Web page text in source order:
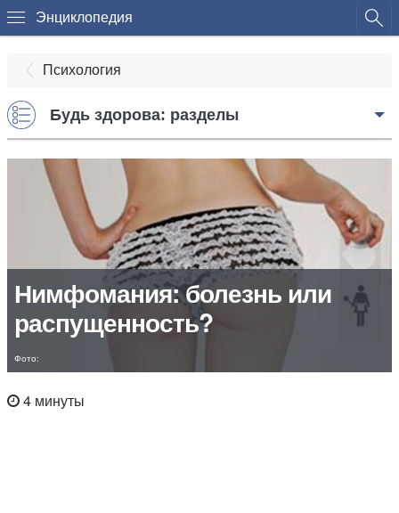
Энциклопедия
Психология
Будь здорова: разделы
Нимфомания: болезнь или
распущенность?
Фото:
4 минуты